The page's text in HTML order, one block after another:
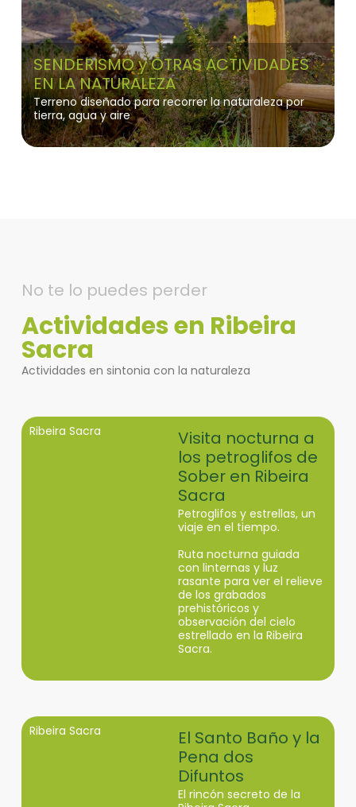
SENDERISMO y OTRAS ACTIVIDADES
EN LA NATURALEZA
Terreno diseñado para recorrer la naturaleza por
tierra, agua y aire
No te lo puedes perder
Actividades en Ribeira
Sacra
Actividades en sintonia con la naturaleza
Ribeira Sacra
Visita nocturna a
los petroglifos de
Sober en Ribeira
Sacra
Petroglifos y estrellas, un
viaje en el tiempo.
Ruta nocturna guiada
con linternas y luz
rasante para ver el relieve
de los grabados
prehistóricos y
observación del cielo
estrellado en la Ribeira
Sacra.
Ribeira Sacra
El Santo Baño y la
Pena dos
Difuntos
El rincón secreto de la